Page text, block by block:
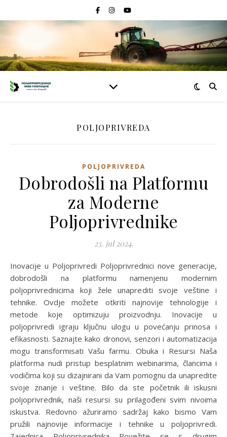
POLJOPRIVREDA
POLJOPRIVREDA
Dobrodošli na Platformu
za Moderne
Poljoprivrednike
23. jul 2024.
Inovacije u Poljoprivredi Poljoprivrednici nove generacije,
dobrodošli na platformu namenjenu modernim
poljoprivrednicima koji žele unaprediti svoje veštine i
tehnike. Ovdje možete otkriti najnovije tehnologije i
metode koje optimizuju proizvodnju. Inovacije u
poljoprivredi igraju ključnu ulogu u povećanju prinosa i
efikasnosti. Saznajte kako dronovi, senzori i automatizacija
mogu transformisati Vašu farmu. Obuka i Resursi Naša
platforma nudi pristup besplatnim webinarima, člancima i
vodičima koji su dizajnirani da Vam pomognu da unapredite
svoje znanje i veštine. Bilo da ste početnik ili iskusni
poljoprivrednik, naši resursi su prilagođeni svim nivoima
iskustva. Redovno ažuriramo sadržaj kako bismo Vam
pružili najnovije informacije i tehnike u poljoprivredi.